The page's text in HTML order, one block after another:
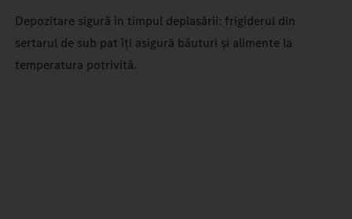
Depozitare sigură în timpul deplasării: frigiderul din
sertarul de sub pat îți asigură băuturi și alimente la
temperatura potrivită.